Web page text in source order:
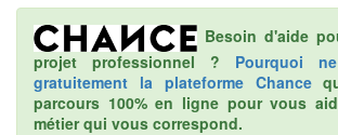
Besoin d'aide
projet professionnel ? Pourquoi
gratuitement la plateforme Chance
parcours 100% en ligne pour vous
métier qui vous correspond.